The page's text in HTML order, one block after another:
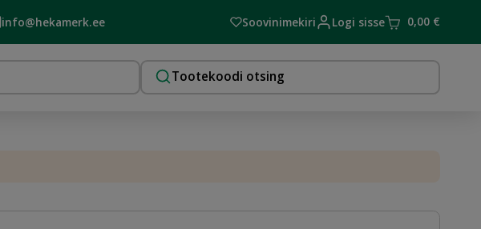
info@hekamerk.ee Soovinimekiri Logi sisse 0,00 €